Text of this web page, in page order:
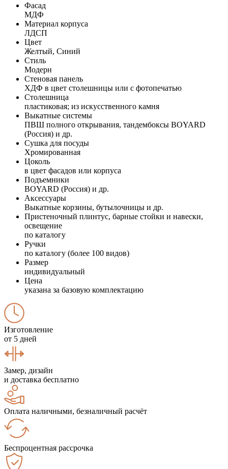
Фасад
МДФ
Материал корпуса
ЛДСП
Цвет
Желтый, Синий
Стиль
Модерн
Стеновая панель
ХДФ в цвет столешницы или с фотопечатью
Столешница
пластиковая; из искусственного камня
Выкатные системы
ПВШ полного открывания, тандембоксы BOYARD
(Россия) и др.
Сушка для посуды
Хромированная
Цоколь
в цвет фасадов или корпуса
Подъемники
BOYARD (Россия) и др.
Аксессуары
Выкатные корзины, бутылочницы и др.
Пристеночный плинтус, барные стойки и навески,
освещение
по каталогу
Ручки
по каталогу (более 100 видов)
Размер
индивидуальный
Цена
указана за базовую комплектацию
Изготовление
от 5 дней
Замер, дизайн
и доставка бесплатно
Оплата наличными, безналичный расчёт
Беспроцентная рассрочка